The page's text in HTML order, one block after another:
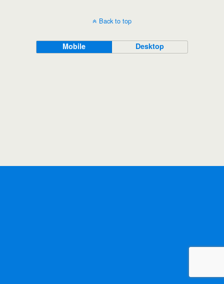
Back to top
Mobile Desktop